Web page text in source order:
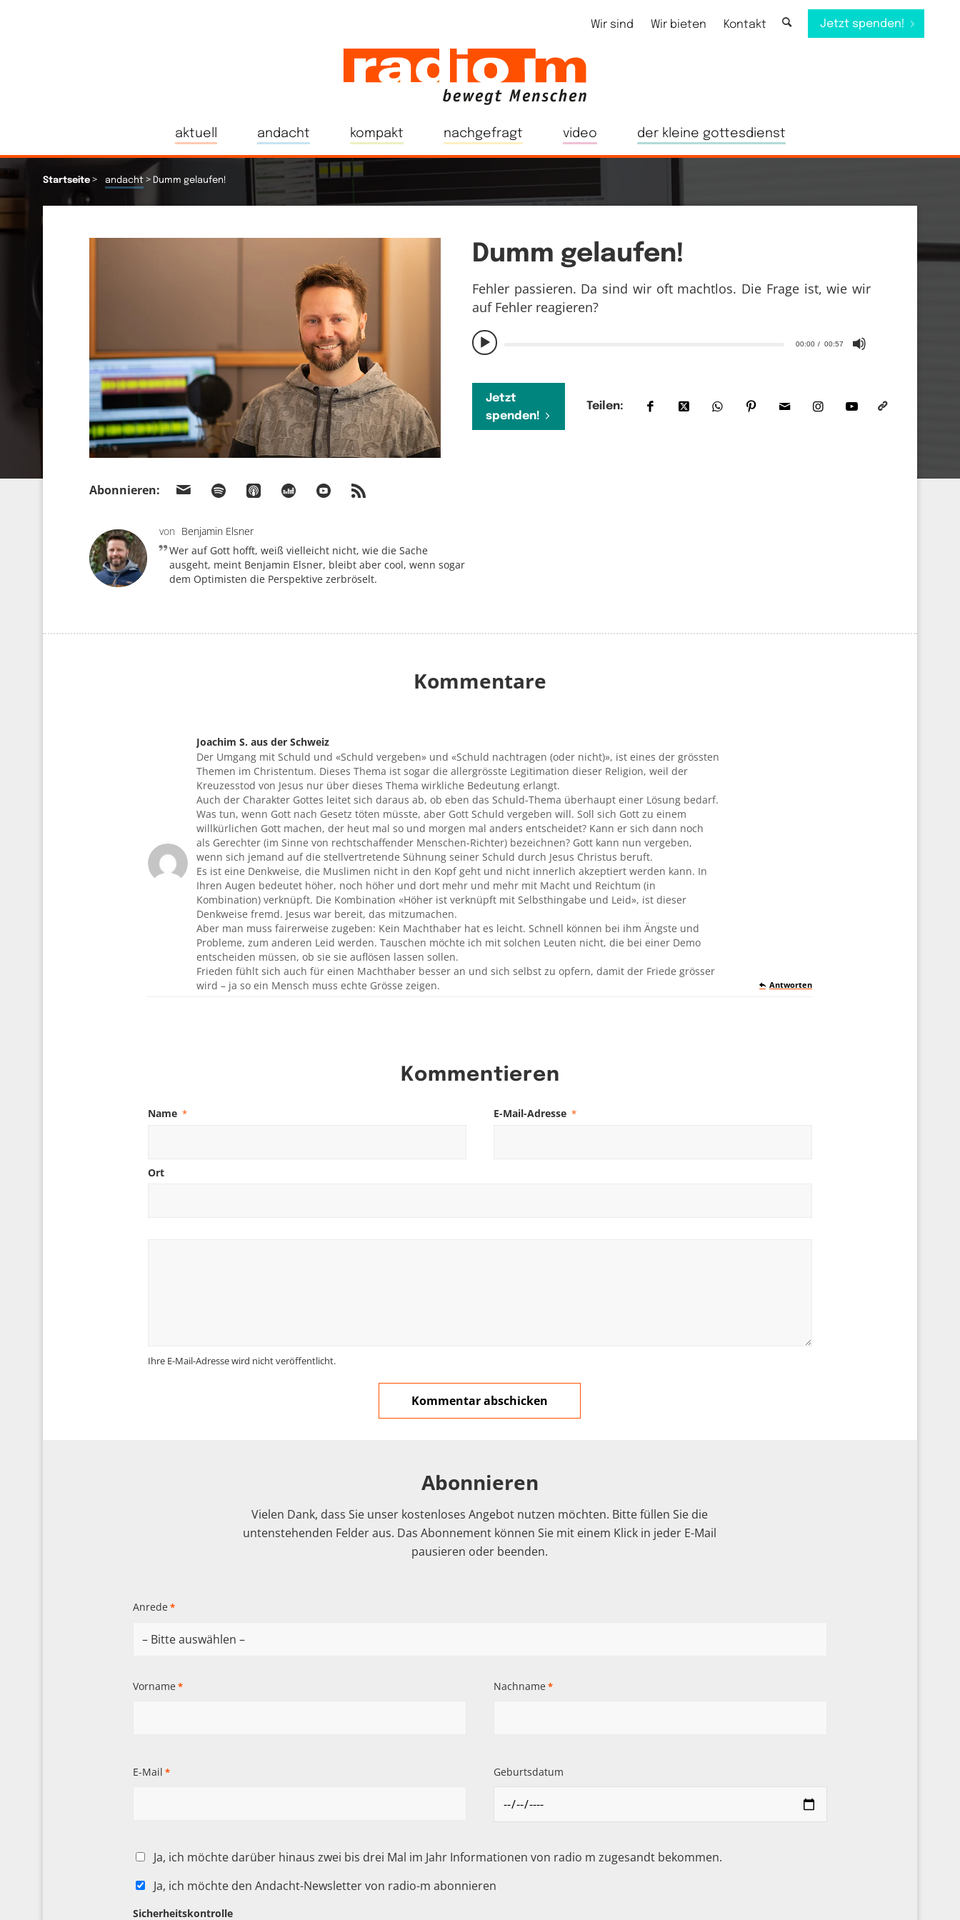
Wir sind Wir bieten Kontakt Jetzt spenden!
aktuell andacht kompakt nachgefragt video der kleine gottesdienst
Startseite > andacht > Dumm gelaufen!
Abonnieren:
Dumm gelaufen!
00:00 00:57
Fehler passieren. Da sind wir oft machtlos. Die Frage ist, wie wir
auf Fehler reagieren?
Jetzt
spenden!
Teilen:
von Benjamin Elsner
Wer auf Gott hofft, weiß vielleicht nicht, wie die Sache
ausgeht, meint Benjamin Elsner, bleibt aber cool, wenn sogar
dem Optimisten die Perspektive zerbröselt.
Kommentare
Joachim S. aus der Schweiz
sagte:
Der Umgang mit Schuld und «Schuld vergeben» und «Schuld nachtragen (oder nicht)», ist eines der grössten
Themen im Christentum. Dieses Thema ist sogar die allergrösste Legitimation dieser Religion, weil der
Kreuzesstod von Jesus nur über dieses Thema wirkliche Bedeutung erlangt.
Auch der Charakter Gottes leitet sich daraus ab, ob eben das Schuld-Thema überhaupt einer Lösung bedarf.
Was tun, wenn Gott nach Gesetz töten müsste, aber Gott Schuld vergeben will. Soll sich Gott zu einem
willkürlichen Gott machen, der heut mal so und morgen mal anders entscheidet? Kann er sich dann noch
als Gerechter (im Sinne von rechtschaffender Menschen-Richter) bezeichnen? Gott kann nun vergeben,
wenn sich jemand auf die stellvertretende Sühnung seiner Schuld durch Jesus Christus beruft.
Es ist eine Denkweise, die Muslimen nicht in den Kopf geht und nicht innerlich akzeptiert werden kann. In
Ihren Augen bedeutet höher, noch höher und dort mehr und mehr mit Macht und Reichtum (in
Kombination) verknüpft. Die Kombination «Höher ist verknüpft mit Selbsthingabe und Leid», ist dieser
Denkweise fremd. Jesus war bereit, das mitzumachen.
Aber man muss fairerweise zugeben: Kein Machthaber hat es leicht. Schnell können bei ihm Ängste und
Probleme, zum anderen Leid werden. Tauschen möchte ich mit solchen Leuten nicht, die bei einer Demo
entscheiden müssen, ob sie sie auflösen lassen sollen.
Frieden fühlt sich auch für einen Machthaber besser an und sich selbst zu opfern, damit der Friede grösser
wird – ja so ein Mensch muss echte Grösse zeigen.
Antworten
Kommentieren
Name * E-Mail-Adresse *
Ort
Ihre E-Mail-Adresse wird nicht veröffentlicht.
Abonnieren
Vielen Dank, dass Sie unser kostenloses Angebot nutzen möchten. Bitte füllen Sie die
untenstehenden Felder aus. Das Abonnement können Sie mit einem Klick in jeder E-Mail
pausieren oder beenden.
Anrede *
Vorname * Nachname *
E-Mail * Geburtsdatum
Ja, ich möchte darüber hinaus zwei bis drei Mal im Jahr Informationen von radio m zugesandt bekommen.
Ja, ich möchte den Andacht-Newsletter von radio-m abonnieren
Sicherheitskontrolle